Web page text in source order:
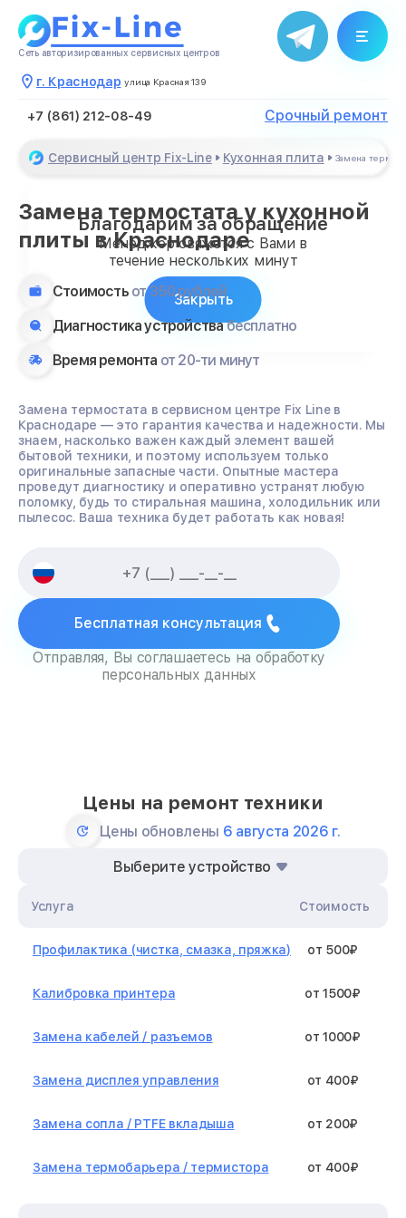
Сеть авторизированных сервисных центров
г. Краснодар улица Красная 139
+7 (861) 212-08-49 Срочный ремонт
Сервисный центр Fix-Line Кухонная плита Замена
Замена термостата у кухонной
плиты в Краснодаре
Стоимость от 350 рублей
Диагностика устройствабесплатно
Время ремонта от 20-ти минут
Замена термостата в сервисном центре Fix Line в
Краснодаре — это гарантия качества и надежности. Мы
знаем, насколько важен каждый элемент вашей
бытовой техники, и поэтому используем только
оригинальные запасные части. Опытные мастера
проведут диагностику и оперативно устранят любую
поломку, будь то стиральная машина, холодильник или
пылесос. Ваша техника будет работать как новая!
Бесплатная консультация
Отправляя, Вы соглашаетесь на обработку
персональных данных
Цены на ремонт техники
Цены обновлены 6 августа 2026 г.
Выберите устройство
Услуга Стоимость
Профилактика (чистка, смазка, пряжка) от 500₽
Калибровка принтера от 1500₽
Замена кабелей / разъемов от 1000₽
Замена дисплея управления от 400₽
Замена сопла / PTFE вкладыша от 200₽
Замена термобарьера / термистора от 400₽
Благодарим за обращение
Менеджер свяжется с Вами в
течение нескольких минут
Закрыть